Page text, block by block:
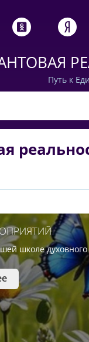
Путь к
школе духовного